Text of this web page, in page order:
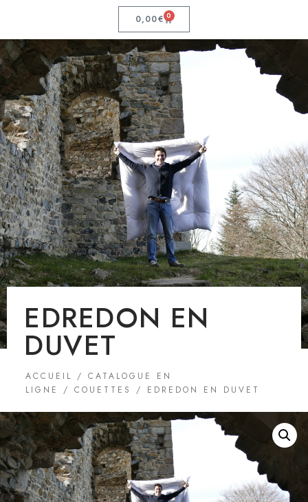
0,00€ 0
EDREDON EN
DUVET
ACCUEIL / CATALOGUE EN
LIGNE
/ COUETTES / EDREDON EN DUVET